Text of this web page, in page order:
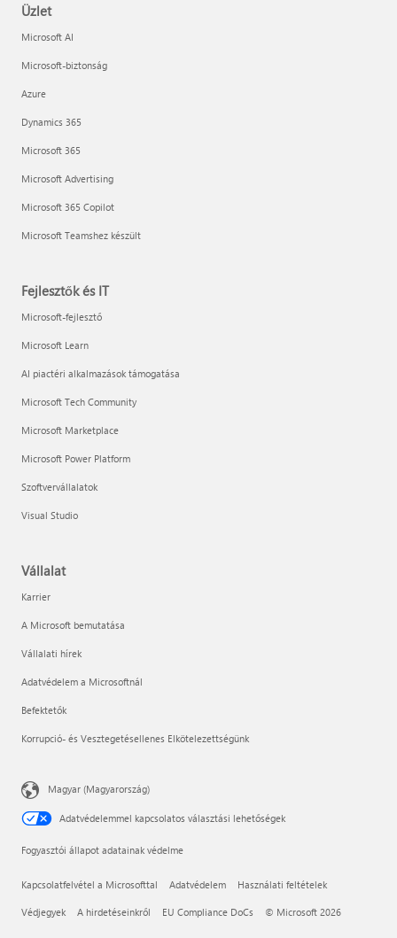
Üzlet
Microsoft AI
Microsoft-biztonság
Azure
Dynamics 365
Microsoft 365
Microsoft Advertising
Microsoft 365 Copilot
Microsoft Teamshez készült
Fejlesztők és IT
Microsoft-fejlesztő
Microsoft Learn
AI piactéri alkalmazások támogatása
Microsoft Tech Community
Microsoft Marketplace
Microsoft Power Platform
Szoftvervállalatok
Visual Studio
Vállalat
Karrier
A Microsoft bemutatása
Vállalati hírek
Adatvédelem a Microsoftnál
Befektetők
Korrupció- és Vesztegetésellenes Elkötelezettségünk
Magyar (Magyarország)
Adatvédelemmel kapcsolatos választási lehetőségek
Fogyasztói állapot adatainak védelme
Kapcsolatfelvétel a Microsofttal Adatvédelem Használati feltételek
Védjegyek A hirdetéseinkről EU Compliance DoCs © Microsoft 2026